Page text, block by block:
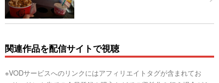
関連作品を配信サイトで視聴
※VODサービスへのリンクにはアフィリエイトタグが含まれてお